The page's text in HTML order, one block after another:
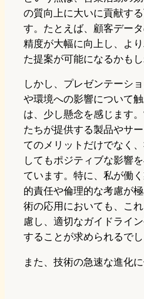
の質向上に大いに貢献す
す。たとえば、顧客デー
精度が大幅に向上し、よ
た提案が可能になるかもし
しかし、プレゼンテーシ
や環境への影響について
は、少し懸念を感じます
たちが提供する製品やサ
てのメリットだけでなく
してもポジティブな影響
ています。特に、私が働
的責任や倫理的な考慮が
術の応用においても、こ
慮し、適切なガイドライ
することが求められるでし
また、技術の急速な進化